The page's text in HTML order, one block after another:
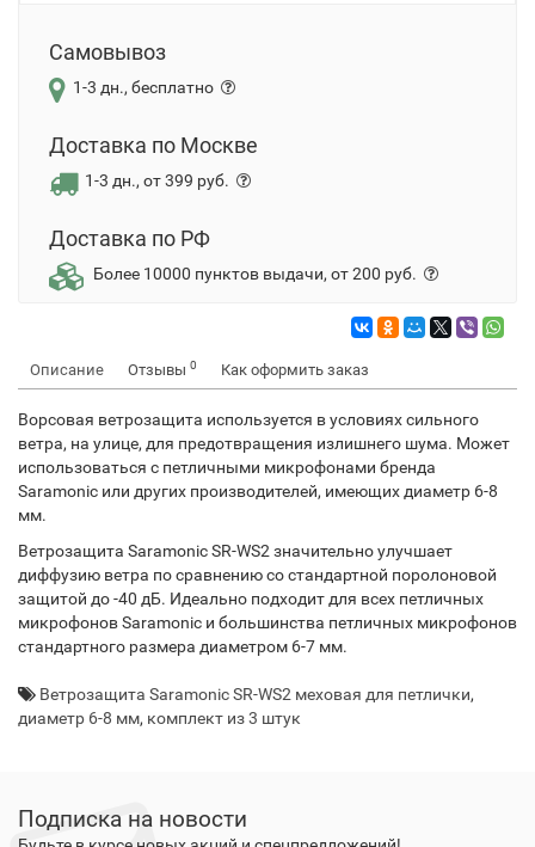
Самовывоз
1-3 дн., бесплатно
Доставка по Москве
1-3 дн., от 399 руб.
Доставка по РФ
Более 10000 пунктов выдачи, от 200 руб.
Описание Отзывы 0 Как оформить заказ
Ворсовая ветрозащита используется в условиях сильного
ветра, на улице, для предотвращения излишнего шума. Может
использоваться с петличными микрофонами бренда
Saramonic или других производителей, имеющих диаметр 6-8
мм.
Ветрозащита Saramonic SR-WS2 значительно улучшает
диффузию ветра по сравнению со стандартной поролоновой
защитой до -40 дБ. Идеально подходит для всех петличных
микрофонов Saramonic и большинства петличных микрофонов
стандартного размера диаметром 6-7 мм.
Ветрозащита Saramonic SR-WS2 меховая для петлички,
диаметр 6-8 мм, комплект из 3 штук
Подписка на новости